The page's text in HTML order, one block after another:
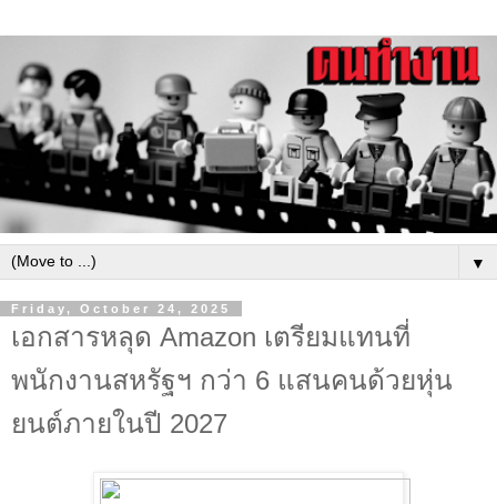
▼
Friday, October 24, 2025
เอกสารหลุด Amazon เตรียมแทนที่
พนักงานสหรัฐฯ กว่า 6 แสนคนด้วยหุ่น
ยนต์ภายในปี 2027